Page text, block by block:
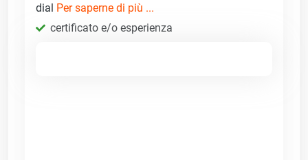
dial Per saperne di più ...
certificato e/o esperienza